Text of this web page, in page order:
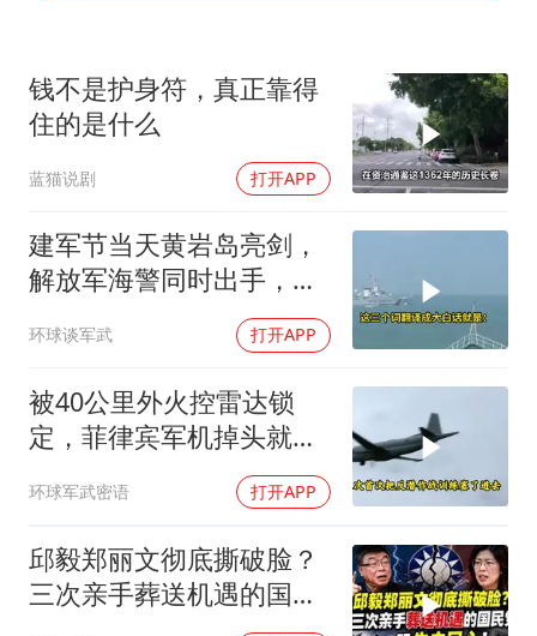
陕西省委书记赶赴柞水县杏坪镇
女孩摆摊卖菌子时收到北大通知书
改名后的“青海拉面”店
东方之约 相约未来
钱不是护身符，真正靠得
住的是什么
蓝猫说剧 打开APP
建军节当天黄岩岛亮剑，
解放军海警同时出手，菲
律宾的挑衅该收场了
环球谈军武 打开APP
被40公里外火控雷达锁
定，菲律宾军机掉头就
跑，欧盟1500万也救不了
场
环球军武密语 打开APP
邱毅郑丽文彻底撕破脸？
三次亲手葬送机遇的国民